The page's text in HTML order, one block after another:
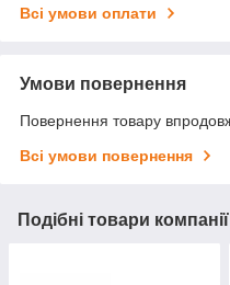
Всі умови оплати
Умови повернення
Повернення товару
Всі умови повернення
Подібні товари компанії